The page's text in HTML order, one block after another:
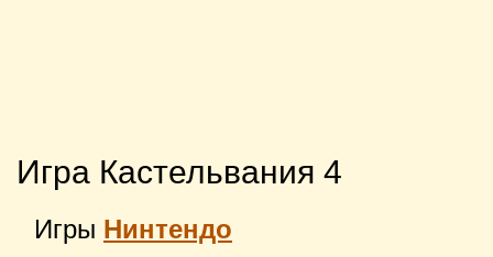
Игра Кастельвания 4
Игры Нинтендо